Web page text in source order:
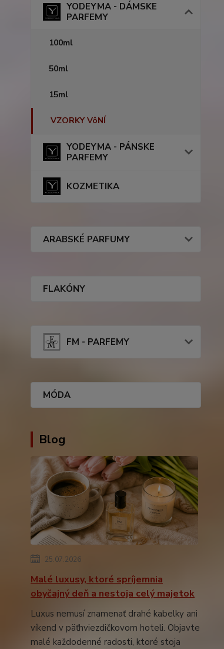
YODEYMA - DÁMSKE
PARFEMY
100ml
50ml
15ml
VZORKY VôNÍ
YODEYMA - PÁNSKE
PARFEMY
KOZMETIKA
ARABSKÉ PARFUMY
FLAKÓNY
FM - PARFEMY
MÓDA
Blog
25.07.2026
Malé luxusy, ktoré spríjemnia
obyčajný deň a nestoja celý majetok
Luxus nemusí znamenať drahé kabelky ani
víkend v päťhviezdičkovom hoteli. Objavte
malé každodenné radosti, ktoré stoja